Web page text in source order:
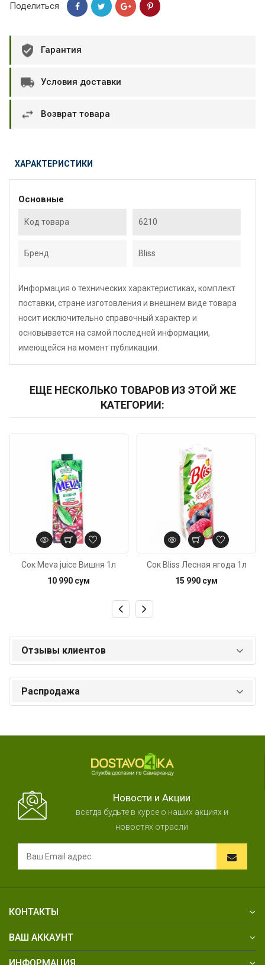
Поделиться
Гарантия
Условия доставки
Возврат товара
ХАРАКТЕРИСТИКИ
Основные
Код товара 6210
Бренд Bliss
Информация о технических характеристиках, комплект
поставки, стране изготовления и внешнем виде товара
носит исключительно справочный характер и
основывается на самой последней информации,
имеющейся на момент публикации.
ЕЩЕ НЕСКОЛЬКО ТОВАРОВ ИЗ ЭТОЙ ЖЕ
КАТЕГОРИИ:
Сок Meva juice Вишня 1л
10 990 сум
Сок Bliss Лесная ягода 1л
15 990 сум
Отзывы клиентов
Распродажа
Новости и Акции
всегда будьте в курсе о наших акциях и
новостях отрасли
КОНТАКТЫ
ВАШ АККАУНТ
ИНФОРМАЦИЯ